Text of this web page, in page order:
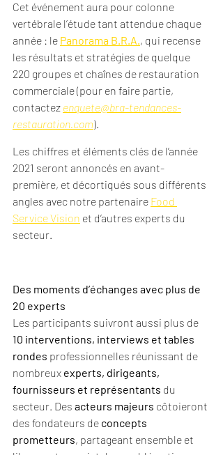
Cet événement aura pour colonne
vertébrale l’étude tant attendue chaque
année : le Panorama B.R.A., qui recense
les résultats et stratégies de quelque
220 groupes et chaînes de restauration
commerciale (pour en faire partie,
contactez enquete@bra-tendances-
restauration.com).
Les chiffres et éléments clés de l’année
2021 seront annoncés en avant-
première, et décortiqués sous différents
angles avec notre partenaire Food
Service Vision et d’autres experts du
secteur.
Des moments d’échanges avec plus de
20 experts
Les participants suivront aussi plus de
10 interventions, interviews et tables
rondes professionnelles réunissant de
nombreux experts, dirigeants,
fournisseurs et représentants du
secteur. Des acteurs majeurs côtoieront
des fondateurs de concepts
prometteurs, partageant ensemble et